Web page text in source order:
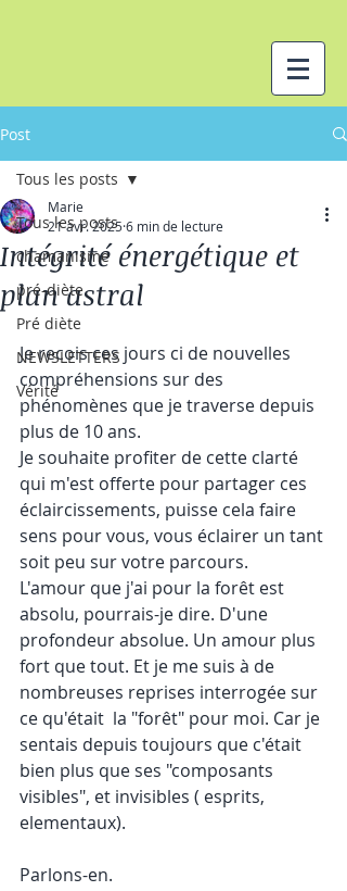
Post
Tous les posts
chamanisme
pré-diète
Pré diète
NEWSLETTERS
Vérité
Tous les posts
Intégrité énergétique et
plan astral
Marie
21 avr. 20256 min de lecture
Je recois ces jours ci de nouvelles
compréhensions sur des
phénomènes que je traverse depuis
plus de 10 ans.
Je souhaite profiter de cette clarté
qui m'est offerte pour partager ces
éclaircissements, puisse cela faire
sens pour vous, vous éclairer un tant
soit peu sur votre parcours.
L'amour que j'ai pour la forêt est
absolu, pourrais-je dire. D'une
profondeur absolue. Un amour plus
fort que tout. Et je me suis à de
nombreuses reprises interrogée sur
ce qu'était  la "forêt" pour moi. Car je
sentais depuis toujours que c'était
bien plus que ses "composants
visibles", et invisibles ( esprits,
elementaux).
Parlons-en.